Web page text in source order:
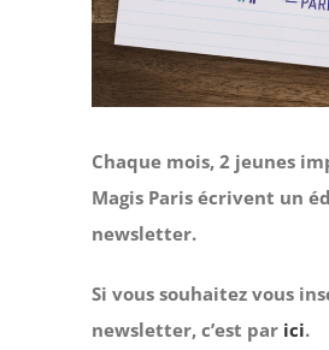
Rechercher
Chaque mois, 2 jeunes
Magis Paris écrivent un
newsletter.
Si vous souhaitez vous
newsletter, c’est par ici.